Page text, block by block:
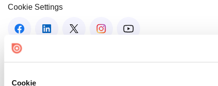
Cookie
Cookie Settings